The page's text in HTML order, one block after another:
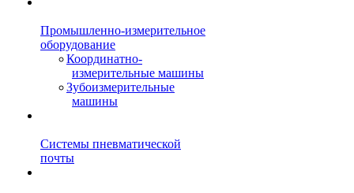
Промышленно-измерительное
оборудование
Координатно-
измерительные машины
Зубоизмерительные
машины
Системы пневматической
почты